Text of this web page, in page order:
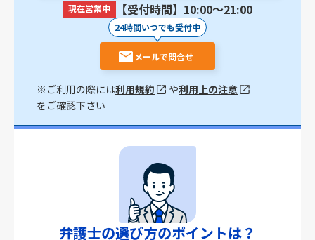
現在営業中 【受付時間】10:00〜21:00
24時間いつでも受付中
メールで問合せ
※ご利用の際には利用規約 や利用上の注意
をご確認下さい
弁護士の選び方のポイントは？